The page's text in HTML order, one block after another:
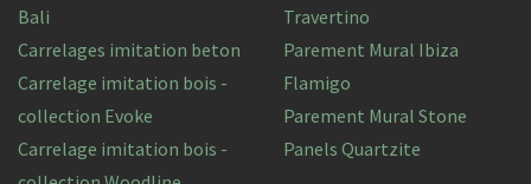
Bali
Carrelages imitation beton
Carrelage imitation bois -
collection Evoke
Carrelage imitation bois -
Travertino
Parement Mural Ibiza
Flamigo
Parement Mural Stone
Panels Quartzite